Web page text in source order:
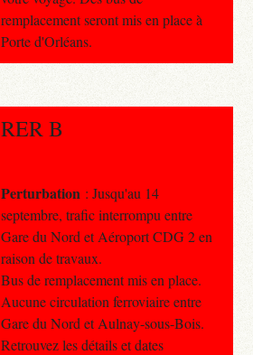
remplacement seront mis en place à
Porte d'Orléans.
RER B
Perturbation : Jusqu'au 14
septembre, trafic interrompu entre
Gare du Nord et Aéroport CDG 2 en
raison de travaux.
Bus de remplacement mis en place.
Aucune circulation ferroviaire entre
Gare du Nord et Aulnay-sous-Bois.
Retrouvez les détails et dates